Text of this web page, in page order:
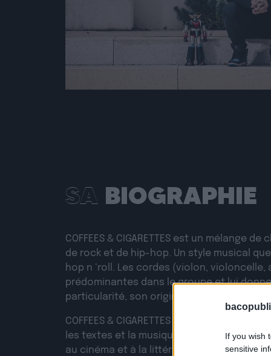
If you wish
sensitive
SA BIOGRAPHIE
COFFEES & CIGARETTESest un mélange de
de rock et de hip-hop. Un style musical
hop n ‘roll. Les cordes (violon,
prédominantes dans le groupe et lui
particularité, son originalité.
COFFEES & CIGARETTES est un groupe à
les textes et la musique rendent
au cinéma et à la littérature. Déjà deux